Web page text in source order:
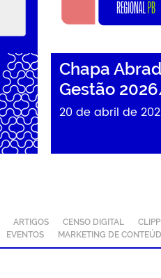
Chapa
Gestão
20 de abril de
ARTIGOS CENSO DIGITAL
EVENTOS MARKETING DE